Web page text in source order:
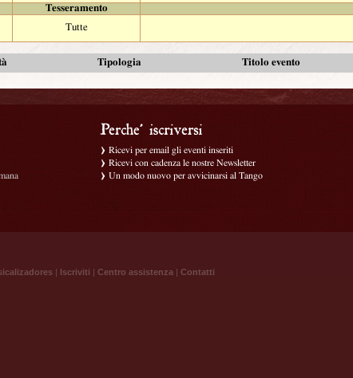
Tesseramento
Tutte
Tipologia Titolo evento
Ricevi per email gli eventi inseriti
Ricevi con cadenza le nostre Newsletter
Un modo nuovo per avvicinarsi al Tango
| Iscriviti | Centro assistenza | Contatti